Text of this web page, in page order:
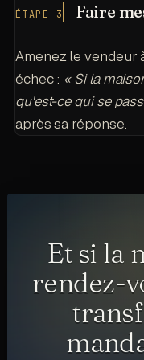
ÉTAPE 3 Faire
Amenez le vendeur
échec : « Si la
qu'est-ce qui se
après sa réponse.
Et si la
rendez-